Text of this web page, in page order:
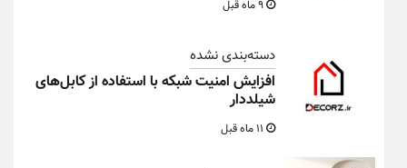
دسته‌بندی نشده
افزایش امنیت شبکه با استفاده از کابل‌های
شیلددار